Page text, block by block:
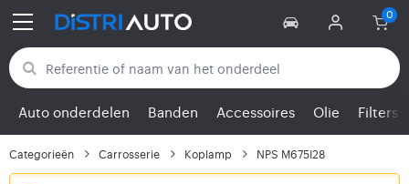
Terug naar categorieën
Auto onderdelen Banden Accessoires Olie Filters
Categorieën Carrosserie Koplamp NPS M675I28